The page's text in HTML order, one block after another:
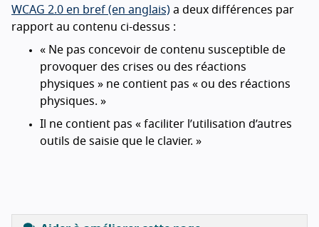
WCAG 2.0 en bref (en anglais) a deux différences par
rapport au contenu ci-dessus :
« Ne pas concevoir de contenu susceptible de
provoquer des crises ou des réactions
physiques » ne contient pas « ou des réactions
physiques. »
Il ne contient pas « faciliter l’utilisation d’autres
outils de saisie que le clavier. »